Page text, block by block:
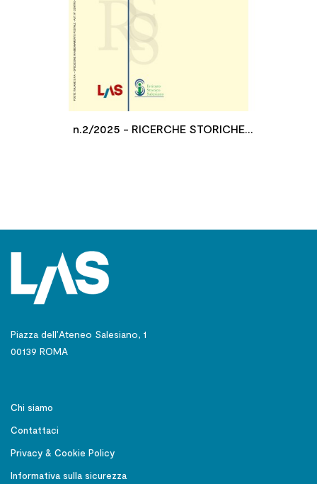
n.2/2025 - RICERCHE STORICHE
Piazza dell’Ateneo Salesiano, 1
00139 ROMA
Chi siamo
Contattaci
Privacy & Cookie Policy
Informativa sulla sicurezza